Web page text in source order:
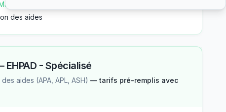
des aides
EHPAD - Spécialisé
aides (APA, APL, ASH) — tarifs pré-remplis avec